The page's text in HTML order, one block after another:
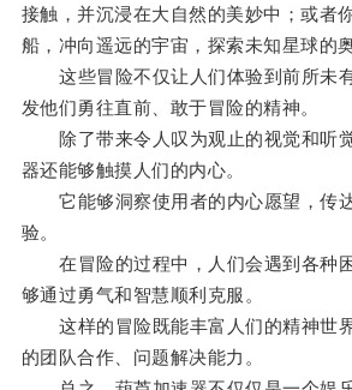
接触，并沉浸在大自然的美妙中；或者
船，冲向遥远的宇宙，探索未知星球的奥
这些冒险不仅让人们体验到前所未
发他们勇往直前、敢于冒险的精神。
除了带来令人叹为观止的视觉和听
器还能够触摸人们的内心。
它能够洞察使用者的内心愿望，传
验。
在冒险的过程中，人们会遇到各种
够通过勇气和智慧顺利克服。
这样的冒险既能丰富人们的精神世
的团队合作、问题解决能力。